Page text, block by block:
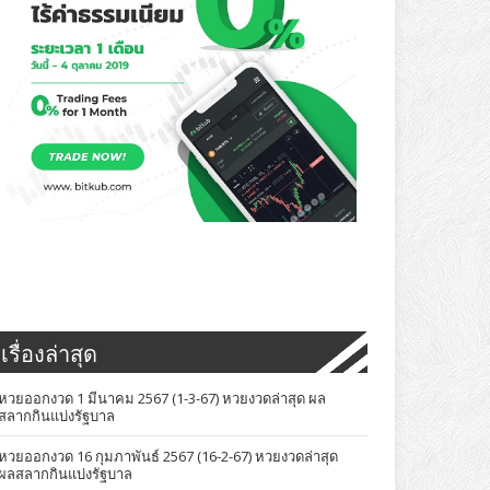
เรื่องล่าสุด
วยออกงวด 1 มีนาคม 2567 (1-3-67) หวยงวดล่าสุด ผล
สลากกินแบ่งรัฐบาล
วยออกงวด 16 กุมภาพันธ์ 2567 (16-2-67) หวยงวดล่าสุด
ลสลากกินแบ่งรัฐบาล